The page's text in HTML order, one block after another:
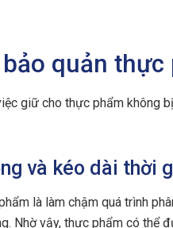
quản thực
giữ cho thực phẩm không
và kéo dài thời
là làm chậm quá trình
Nhờ vậy, thực phẩm có thể